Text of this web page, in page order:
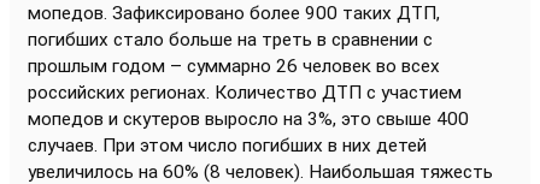
мопедов. Зафиксировано более 900 таких ДТП,
погибших стало больше на треть в сравнении с
прошлым годом – суммарно 26 человек во всех
российских регионах. Количество ДТП с участием
мопедов и скутеров выросло на 3%, это свыше 400
случаев. При этом число погибших в них детей
увеличилось на 60% (8 человек). Наибольшая тяжесть